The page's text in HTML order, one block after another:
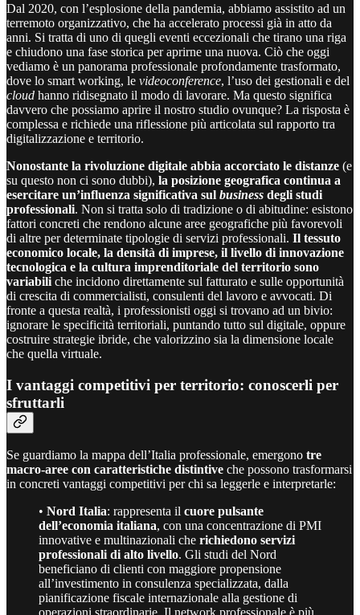
Dal 2020, con l’esplosione della pandemia, abbiamo assistito ad un
terremoto organizzativo, che ha accelerato processi già in atto da
anni. Si tratta di uno di quegli eventi eccezionali che tirano una riga
e chiudono una fase storica per aprirne una nuova. Ciò che oggi
vediamo è un panorama professionale profondamente trasformato,
dove lo smart working, le videoconference, l’uso dei gestionali e del
cloud hanno ridisegnato il modo di lavorare. Ma questo significa
davvero che possiamo aprire il nostro studio ovunque? La risposta è
complessa e richiede una riflessione più articolata sul rapporto tra
digitalizzazione e territorio.
Nonostante la rivoluzione digitale abbia accorciato le distanze (e
su questo non ci sono dubbi), la posizione geografica continua a
esercitare un’influenza significativa sul business degli studi
professionali. Non si tratta solo di tradizione o di abitudine: esistono
fattori concreti che rendono alcune aree geografiche più favorevoli
di altre per determinate tipologie di servizi professionali. Il tessuto
economico locale, la densità di imprese, il livello di innovazione
tecnologica e la cultura imprenditoriale del territorio sono
variabili che incidono direttamente sul fatturato e sulle opportunità
di crescita di commercialisti, consulenti del lavoro e avvocati. Di
fronte a questa realtà, i professionisti oggi si trovano ad un bivio:
ignorare le specificità territoriali, puntando tutto sul digitale, oppure
costruire strategie ibride, che valorizzino sia la dimensione locale
che quella virtuale.
I vantaggi competitivi per territorio: conoscerli per
sfruttarli
Se guardiamo la mappa dell’Italia professionale, emergono tre
macro-aree con caratteristiche distintive che possono trasformarsi
in concreti vantaggi competitivi per chi sa leggerle e interpretarle:
• Nord Italia: rappresenta il cuore pulsante
dell’economia italiana, con una concentrazione di PMI
innovative e multinazionali che richiedono servizi
professionali di alto livello. Gli studi del Nord
beneficiano di clienti con maggiore propensione
all’investimento in consulenza specializzata, dalla
pianificazione fiscale internazionale alla gestione di